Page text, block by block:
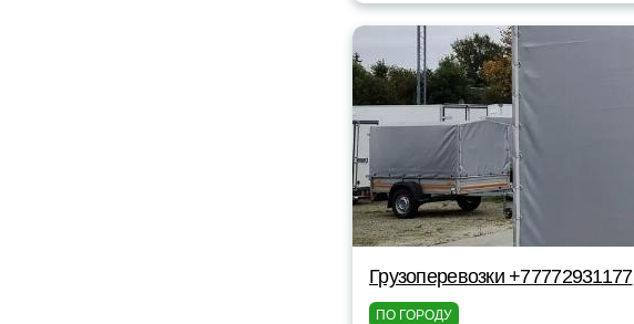
Грузоперевозки +77772931177
ПО ГОРОДУ